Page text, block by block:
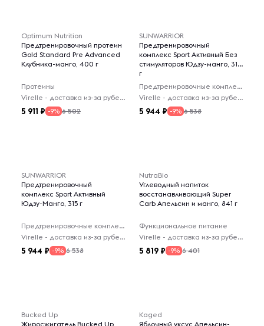
Optimum Nutrition
Предтренировочный протеин
Gold Standard Pre Advanced
Клубника-манго, 400 г
Протеины
Virelle - доставка из-за рубежа
5 911 -9% 6 502
SUNWARRIOR
Предтренировочный
комплекс Sport Активный Без
стимуляторов Юдзу-манго, 315
г
Предтренировочные комплексы
Virelle - доставка из-за рубежа
5 944 -9% 6 538
SUNWARRIOR
Предтренировочный
комплекс Sport Активный
Юдзу-Манго, 315 г
Предтренировочные комплексы
Virelle - доставка из-за рубежа
5 944 -9% 6 538
NutraBio
Углеводный напиток
восстанавливающий Super
Carb Апельсин и манго, 841 г
Функциональное питание
Virelle - доставка из-за рубежа
5 819 -9% 6 401
Bucked Up
Жиросжигатель Bucked Up
Kaged
Яблочный уксус Апельсин-